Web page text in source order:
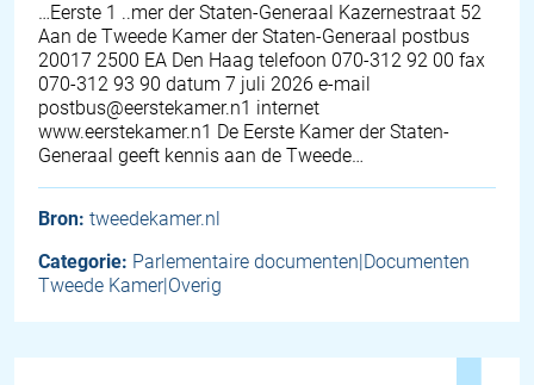
…Eerste 1 ..mer der Staten-Generaal Kazernestraat 52
Aan de Tweede Kamer der Staten-Generaal postbus
20017 2500 EA Den Haag telefoon 070-312 92 00 fax
070-312 93 90 datum 7 juli 2026 e-mail
postbus@eerstekamer.n1 internet
www.eerstekamer.n1 De Eerste Kamer der Staten-
Generaal geeft kennis aan de Tweede…
Bron: tweedekamer.nl
Categorie: Parlementaire documenten|Documenten
Tweede Kamer|Overig